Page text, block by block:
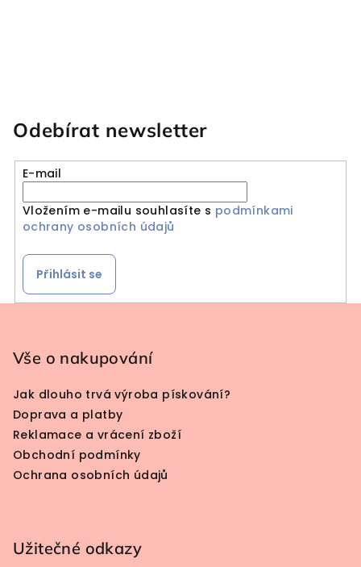
Odebírat newsletter
E-mail
Vložením e-mailu souhlasíte s podmínkami
ochrany osobních údajů
Přihlásit se
Vše o nakupování
Jak dlouho trvá výroba pískování?
Doprava a platby
Reklamace a vrácení zboží
Obchodní podmínky
Ochrana osobních údajů
Užitečné odkazy